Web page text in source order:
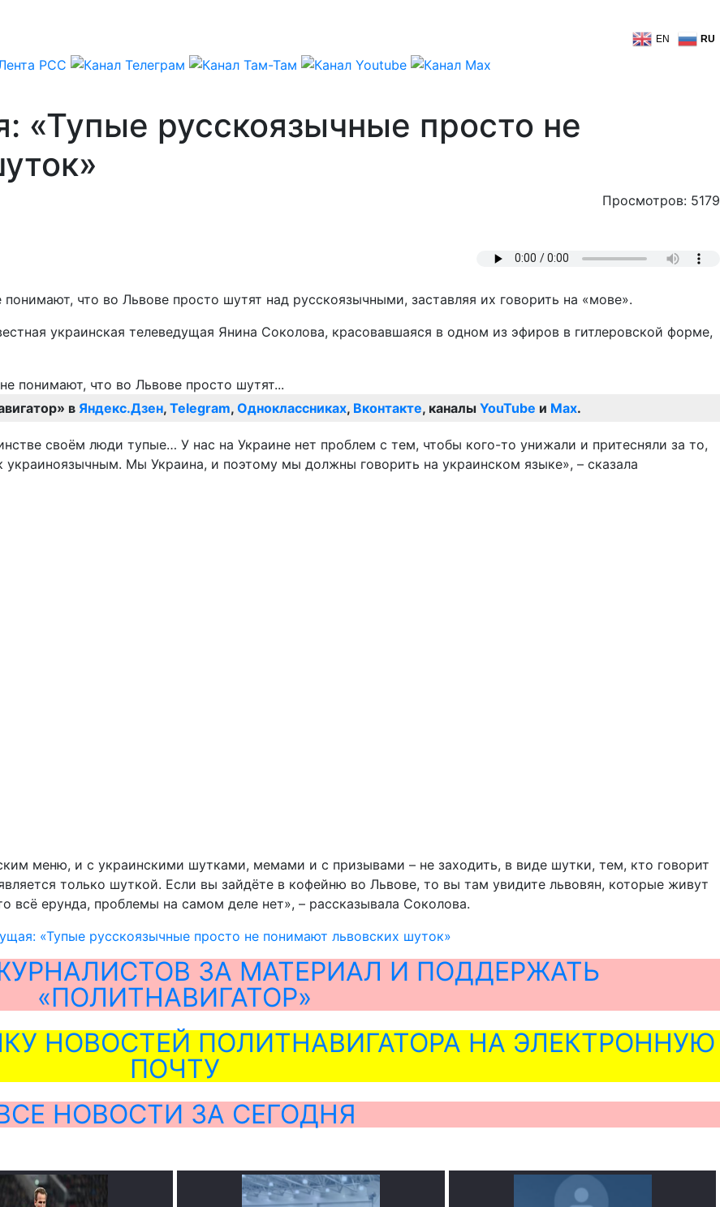
EN RU
«Тупые русскоязычные просто не
Просмотров: 5179
что во Львове просто шутят над русскоязычными, заставляя их говорить на «мове».
украинская телеведущая Янина Соколова, красовавшаяся в одном из эфиров в гитлеровской форме,
в Яндекс.Дзен, Telegram, Одноклассниках, Вконтакте, каналы YouTube и Max.
своём люди тупые… У нас на Украине нет проблем с тем, чтобы кого-то унижали и притесняли за то,
украиноязычным. Мы Украина, и поэтому мы должны говорить на украинском языке», – сказала
меню, и с украинскими шутками, мемами и с призывами – не заходить, в виде шутки, тем, кто говорит
только шуткой. Если вы зайдёте в кофейню во Львове, то вы там увидите львовян, которые живут
всё ерунда, проблемы на самом деле нет», – рассказывала Соколова.
«Тупые русскоязычные просто не понимают львовских шуток»
ЗА МАТЕРИАЛ И ПОДДЕРЖАТЬ
«ПОЛИТНАВИГАТОР»
НОВОСТЕЙ ПОЛИТНАВИГАТОРА НА ЭЛЕКТРОННУЮ
ПОЧТУ
НОВОСТИ ЗА СЕГОДНЯ